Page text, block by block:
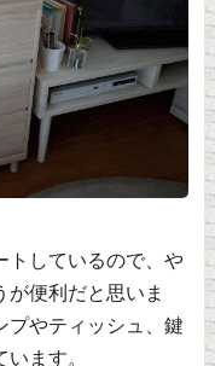
トしているので、や
が便利だと思いま
プやティッシュ、鍵
ます。